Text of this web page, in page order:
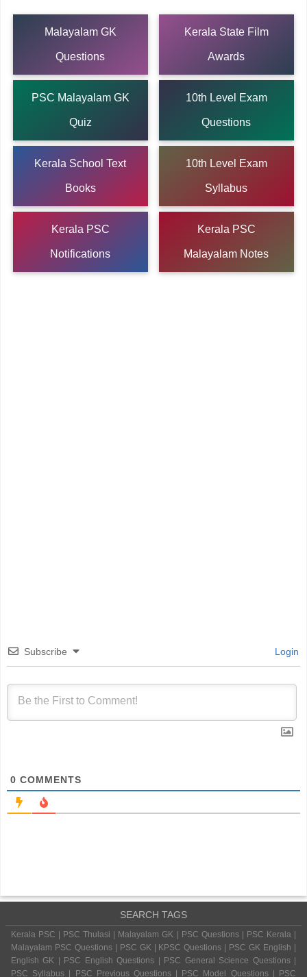
Malayalam GK
Questions
Kerala State Film
Awards
PSC Malayalam GK
Quiz
10th Level Exam
Questions
Kerala School Text
Books
10th Level Exam
Syllabus
Kerala PSC
Notifications
Kerala PSC
Malayalam Notes
Subscribe Login
0 COMMENTS
SEARCH TAGS
Kerala PSC | PSC Thulasi | Malayalam GK | PSC Questions | PSC Kerala |
Malayalam PSC Questions | PSC GK | KPSC Questions | PSC GK English |
English GK | PSC English Questions | PSC General Science Questions |
PSC Syllabus | PSC Previous Questions | PSC Model Questions | PSC